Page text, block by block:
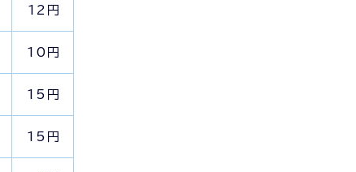
12円
10円
15円
15円